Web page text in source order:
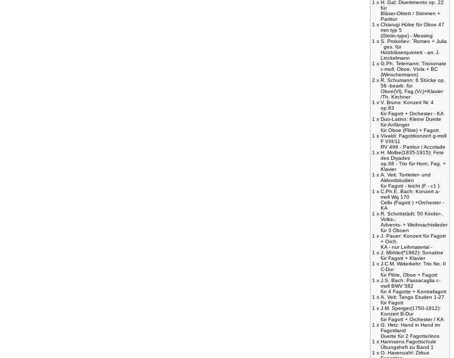
1 x H. Gal: Divertimento op. 22
für
Bläser-Oktett / Stimmen +
Partitur
1 x Chiarugi Hülse für Oboe 47
mm typ 5
(Glotin-type) - Messing
1 x S. Prokofiev: ´Romeo + Julia
´ ges. für
Holzbläserquintett - arr. J.
Linckelmann
1 x G.Ph. Telemann: Triosonate
c-moll, Oboe, Viola + BC
(Winschermann)
2 x R. Schumann: 6 Stücke op.
56 -bearb. für
Oboe(Vl), Fag.(Vc)+Klavier
/Th. Kirchner
1 x V. Bruns: Konzert Nr. 4
op.83
für Fagott + Orchester - KA
1 x Duo-Latino: Kleine Duette
für Anfänger
für Oboe (Flöte) + Fagott
1 x Vivaldi: Fagottkonzert g-moll
F VIII/11
RV 496 - Partitur / Accolade
1 x H. Molbe(1835-1915): Fete
des Dryades
op.68 - Trio für Horn, Fag. +
Klavier
1 x A. Veit: Tonleiter- und
Akkordstudien
für Fagott - leicht (F - c1 )
1 x C.Ph.E. Bach: Konzert a-
moll Wq 170
Cello (Fagott ) +Orchester -
KA
1 x R. Schottstädt: 50 Kinder-,
Volks-,
Advents- + Weihnachtslieder
für 3 Oboen
1 x J. Pauer: Konzert für Fagott
+ Orch.
KA - nur Leihmaterial -
1 x J. Möhler(*1962): Sonatine
für Fagott + Klavier
1 x J.C.M. Widerkehr: Trio No. II
C-Dur
für Flöte, Oboe + Fagott
1 x J.S. Bach: Passacaglia c-
moll BWV 582
für 4 Fagotte + Kontrafagott
1 x A. Veit: Tango Etuden 1-27
für Fagott
1 x J.M. Sperger(1750-1812):
Konzert B-Dur
für Fagott + Orchester / KA
1 x G. Hirtz: Hand in Hand im
Fagottland
Duette für 2 Fagotte/inos
1 x Hannsens Fagottschule
Übungsheft zu Band 1
1 x O. Hasenzahl: Zirkus